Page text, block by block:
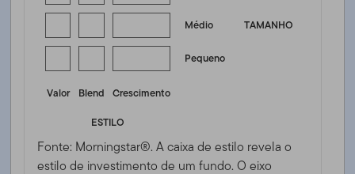
TAMANHO
Médio
Pequeno
Valor Blend
Crescimento
ESTILO
Fonte: Morningstar®. A caixa de estilo revela o
estilo de investimento de um fundo. O eixo